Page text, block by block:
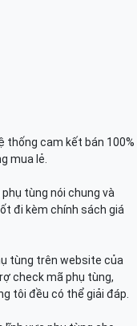
thống cam kết bán 100%
mua lẻ.
tùng nói chung và
đi kèm chính sách giá
tùng trên website của
check mã phụ tùng,
tôi đều có thể giải đáp.